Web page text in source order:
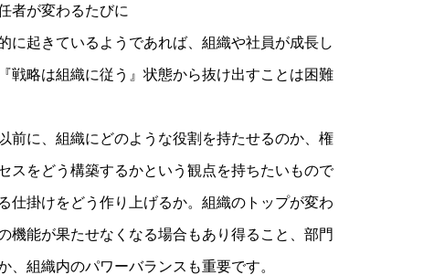
者が変わるたびに
起きているようであれば、組織や社員が成長し
戦略は組織に従う』状態から抜け出すことは困難
前に、組織にどのような役割を持たせるのか、権
スをどう構築するかという観点を持ちたいもので
仕掛けをどう作り上げるか。組織のトップが変わ
機能が果たせなくなる場合もあり得ること、部門
組織内のパワーバランスも重要です。